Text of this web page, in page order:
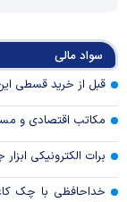
سواد مالی
قبل از خرید قسطی این ۷ هزینه پنهان را
مکاتب اقتصادی و
برات الکترونیکی
خداحافظی با چک